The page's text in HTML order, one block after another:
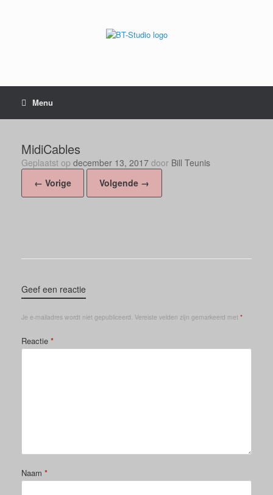
Menu
MidiCables
Geplaatst op december 13, 2017 door Bill Teunis
← Vorige
Volgende →
Geef een reactie
Je e-mailadres wordt niet gepubliceerd. Vereiste velden zijn gemarkeerd met *
Reactie *
Naam *